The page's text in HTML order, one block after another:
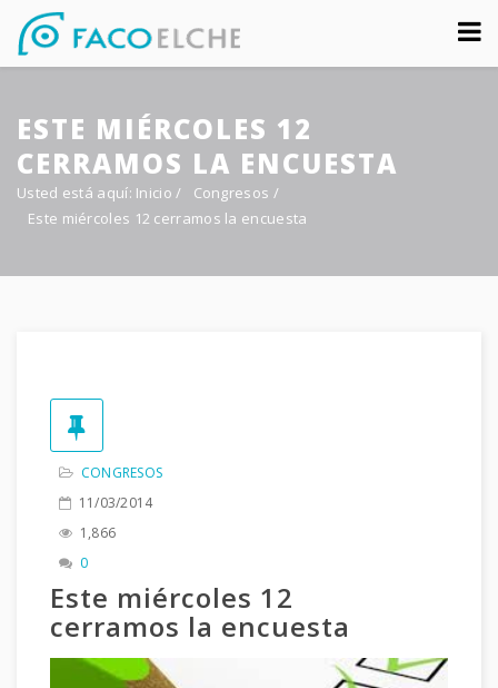
Sobre nosotros
Congreso
Multimedia
Foro FacoElche
Comunicación
ESTE MIÉRCOLES 12
CERRAMOS LA ENCUESTA
Usted está aquí: Inicio / Congresos /
Este miércoles 12 cerramos la encuesta
CONGRESOS
11/03/2014
1,866
0
Este miércoles 12
cerramos la encuesta